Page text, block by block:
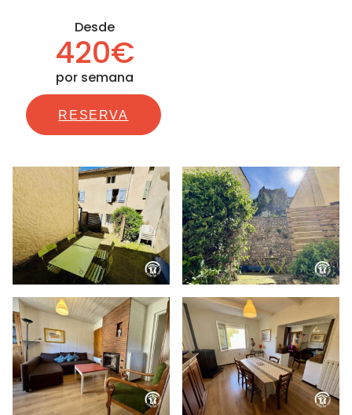
Desde
420€
por semana
RESERVA